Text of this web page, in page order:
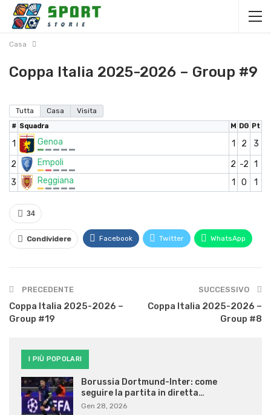
Casa
Coppa Italia 2025-2026 – Group #9
Tutta Casa Visita
# Squadra M DG Pt
1 Genoa 1 2
3
2
Empoli 2 -2 1
3
Reggiana 1 0 1
34
Condividere Facebook Twitter WhatsApp
PRECEDENTE
Coppa Italia 2025-2026 –
Group #19
SUCCESSIVO
Coppa Italia 2025-2026 –
Group #8
I PIÙ POPOLARI
Borussia Dortmund-Inter: come
seguire la partita in diretta…
Gen 28, 2026